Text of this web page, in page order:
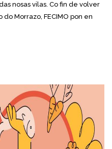
nosas vilas. Co fin de volver
Morrazo, FECIMO pon en